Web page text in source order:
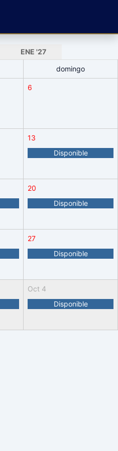
ENE '27
domingo
6
13
Disponible
20
Disponible
27
Disponible
Oct 4
Disponible